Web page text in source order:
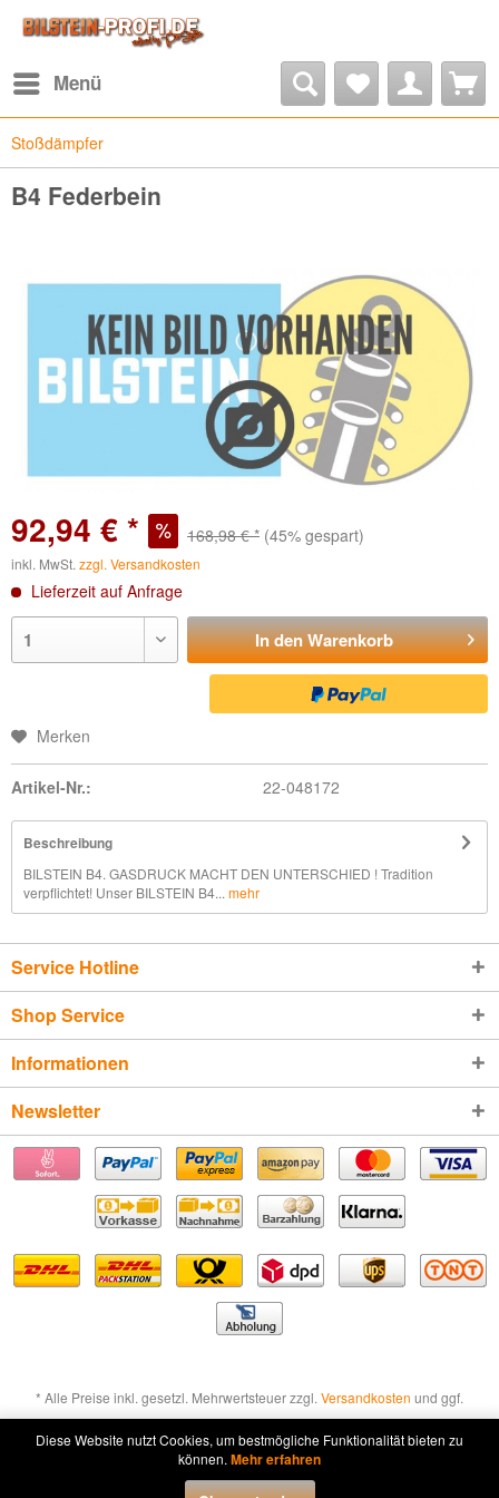
Menü
Stoßdämpfer
B4 Federbein
92,94 € * 168,98 € * (45% gespart)
inkl. MwSt. zzgl. Versandkosten
Lieferzeit auf Anfrage
In denWarenkorb
Merken
Artikel-Nr.: 22-048172
Beschreibung
BILSTEIN B4. GASDRUCK MACHT DEN UNTERSCHIED ! Tradition
verpflichtet! Unser BILSTEIN B4... mehr
Service Hotline
Shop Service
Informationen
Newsletter
* Alle Preise inkl. gesetzl. Mehrwertsteuer zzgl. Versandkosten und ggf.
Nachnahmegebühren, wenn nicht anders beschrieben
Widerruf erklären
Diese Website nutzt Cookies, um bestmögliche Funktionalität bieten zu
können. Mehr erfahren